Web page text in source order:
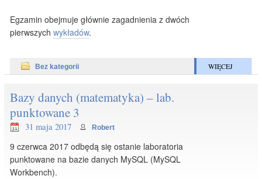
Egzamin obejmuje głównie zagadnienia z dwóch
pierwszychwykładów.
Bez kategorii WIĘCEJ
Bazy danych (matematyka) – lab.
punktowane 3
31 maja 2017 Robert
9 czerwca 2017 odbędą się ostanie laboratoria
punktowane na bazie danych MySQL (MySQL
Workbench).